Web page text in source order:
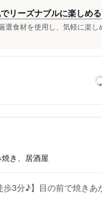
リーズナブルに楽しめる
選食材を使用し、気軽に楽
き、居酒屋
歩3分♪】目の前で焼きあ